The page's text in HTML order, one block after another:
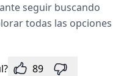
seguir buscando
todas las opciones
89